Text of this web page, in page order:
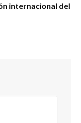
internacional del